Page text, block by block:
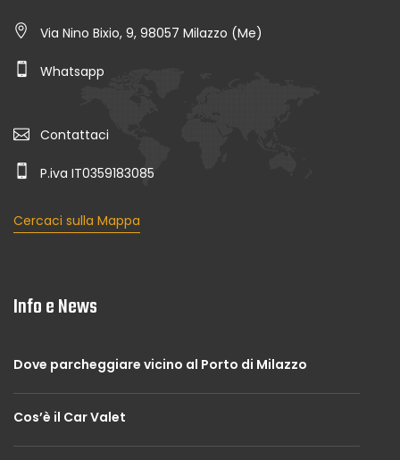
Via Nino Bixio, 9, 98057 Milazzo (Me)
Whatsapp
Contattaci
P.iva IT0359183085
Cercaci sulla Mappa
Info e News
Dove parcheggiare vicino al Porto di Milazzo
Cos’è il Car Valet